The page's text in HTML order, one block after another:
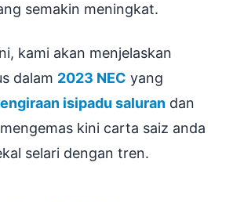
semakin meningkat.
kami akan menjelaskan
dalam 2023 NEC yang
isipadu saluran dan
kini carta saiz anda
selari dengan tren.